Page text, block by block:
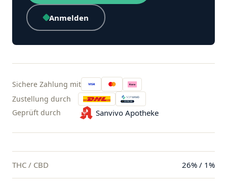
Anmelden
Sichere Zahlung mit
Zustellung durch
Geprüft durch
Sanvivo Apotheke
THC / CBD 26% / 1%